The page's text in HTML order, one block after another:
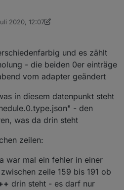
sich die Werte in der Tabelle
sollte es sich doch alle 6 Std.
in common gespeichert, hoffe
jedoch bleibt die
(siehe Screenshot oben):
2020, 12:07
liv-in-sky
und es zählt
- die beiden 0er einträge
vom adapter geändert
in diesem datenpunkt steht
- den
was da drin steht
zeilen:
war mal ein fehler in einer
zeile 159 bis 191 ob
drin steht - es darf nur